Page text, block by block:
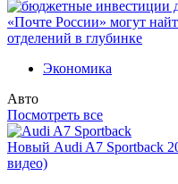
«Почте России» могут
отделений в глубинке
Экономика
Авто
Посмотреть все
Новый Audi A7 Sportback
видео)